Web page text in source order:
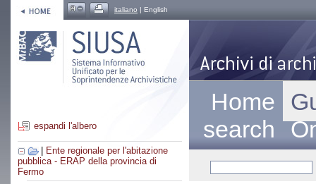
italiano | English
espandi l'albero
Ente regionale per l'abitazione
pubblica - ERAP della provincia di
Fermo
Home
search